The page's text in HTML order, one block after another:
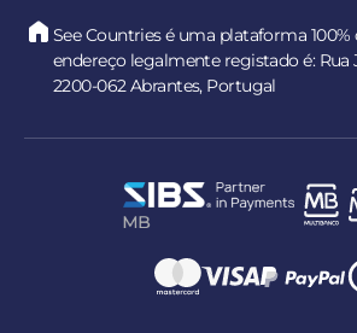
See Countries é uma plataforma 100%
endereço legalmente registado é: Rua
2200-062 Abrantes, Portugal